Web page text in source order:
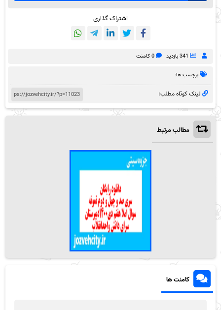
اشتراک گذاری
341 بازدید 0 کامنت
برچسب ها:
لینک کوتاه مطلب:
مطالب مرتبط
کامنت ها